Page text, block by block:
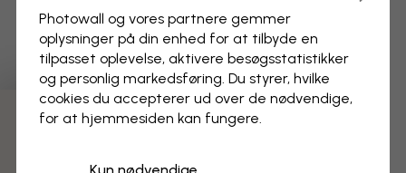
Viser side 1 af 3 sider
Opdag flere kategorier
Photowall og vores partnere gemmer
oplysninger på din enhed for at tilbyde en
tilpasset oplevelse, aktivere besøgs­statistikker
og personlig markedsføring. Du styrer, hvilke
cookies du accepterer ud over de nødvendige,
for at hjemmesiden kan fungere.